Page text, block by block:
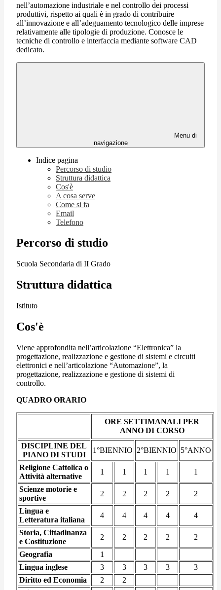
nell’automazione industriale e nel controllo dei processi
produttivi, rispetto ai quali è in grado di contribuire
all’innovazione e all’adeguamento tecnologico delle imprese
relativamente alle tipologie di produzione. Conosce le
tecniche di controllo e interfaccia mediante software CAD
dedicato.
Menu di
navigazione
Indice pagina
Percorso di studio
Struttura didattica
Cos'è
A cosa serve
Come si fa
Email
Telefono
Percorso di studio
Scuola Secondaria di II Grado
Struttura didattica
Istituto
Cos'è
Viene approfondita nell’articolazione “Elettronica” la
progettazione, realizzazione e gestione di sistemi e circuiti
elettronici e nell’articolazione “Automazione”, la
progettazione, realizzazione e gestione di sistemi di
controllo.
QUADRO ORARIO
ORE SETTIMANALI PER
ANNO DI CORSO
DISCIPLINE DEL
PIANO DI STUDI
1°BIENNIO 2°BIENNIO 5°ANNO
Religione Cattolica o
Attività alternative
1 1 1 1 1
Scienze motorie e
sportive
2 2 2 2 2
Lingua e
Letteratura italiana
4 4 4 4 4
Storia, Cittadinanza
e Costituzione
2 2 2 2 2
Geografia
1
Lingua inglese
3 3 3 3
3
Diritto ed Economia
2
2